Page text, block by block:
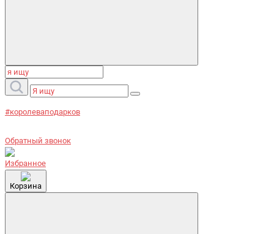
#королеваподарков
Обратный звонок
Избранное
Корзина